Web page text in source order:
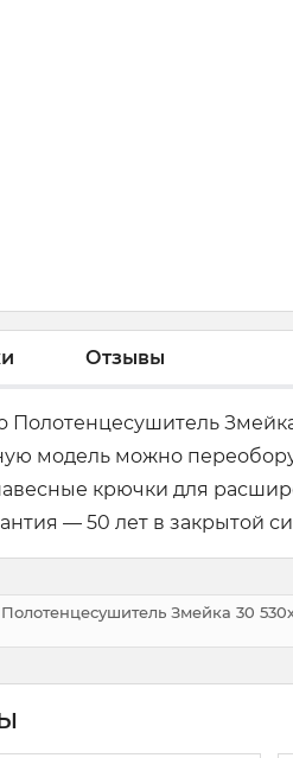
Отзывы
Полотенцесушитель
модель можно
крючки для
— 50 лет в закрытой
Змейка 30